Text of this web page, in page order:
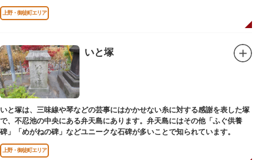
上野・御徒町エリア
いと塚
いと塚は、三味線や琴などの芸事にはかかせない糸に対する感謝を表した塚
で、不忍池の中央にある弁天島にあります。弁天島にはその他「ふぐ供養
碑」「めがねの碑」などユニークな石碑が多いことで知られています。
上野・御徒町エリア